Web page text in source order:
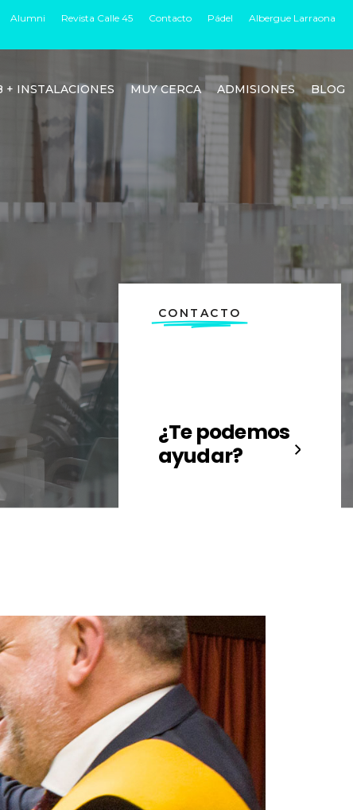
Alumni Revista Calle 45 Contacto Pádel Albergue Larraona
+ INSTALACIONES MUY CERCA ADMISIONES BLOG
CONTACTO
¿Te podemos
ayudar?